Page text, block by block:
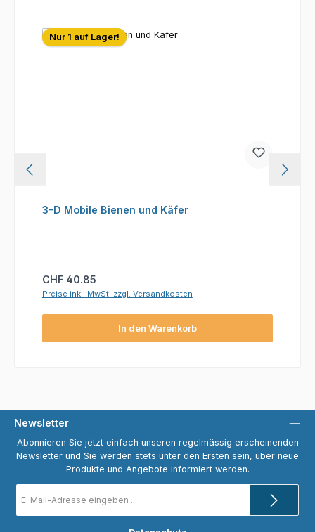
Nur 1 auf Lager!
3-D Mobile Bienen und Käfer
Regulärer Preis:
CHF 40.85
Preise inkl. MwSt. zzgl. Versandkosten
In den Warenkorb
Newsletter
Abonnieren Sie jetzt einfach unseren regelmässig erscheinenden
Newsletter und Sie werden stets unter den Ersten sein, über neue
Produkte und Angebote informiert werden.
Mail-